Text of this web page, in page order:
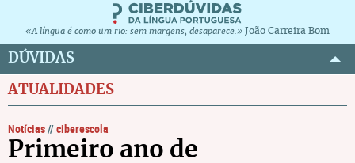
«A língua é como um rio: sem margens, desaparece.» João Carreira Bom
DÚVIDAS
ATUALIDADES
Notícias//ciberescola
Primeiro ano de